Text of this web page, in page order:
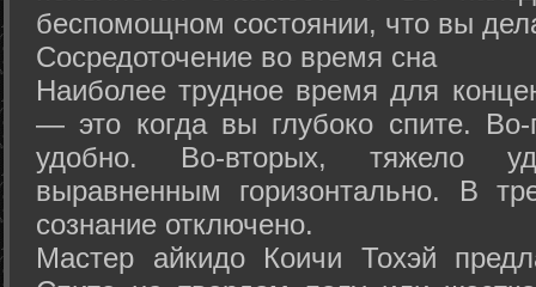
беспомощном состоянии, что вы
Сосредоточение во время сна
Наиболее трудное время для
— это когда вы глубоко спите.
удобно. Во-вторых, тяжело
выравненным горизонтально. В
сознание отключено.
Мастер айкидо Коичи Тохэй